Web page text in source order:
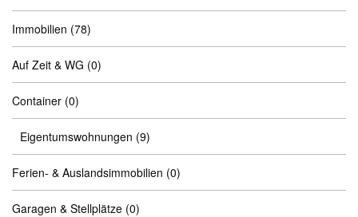
Immobilien (78)
Auf Zeit & WG (0)
Container (0)
Eigentumswohnungen (9)
Ferien- & Auslandsimmobilien (0)
Garagen & Stellplätze (0)